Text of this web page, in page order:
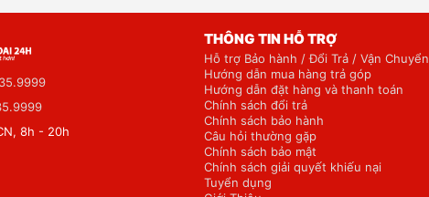
8h - 20h
THÔNG TIN HỖ TRỢ
Hỗ trợ Bảo hành / Đổi Trả / Vận Chuyển
Hướng dẫn mua hàng trả góp
Hướng dẫn đặt hàng và thanh toán
Chính sách đổi trả
Chính sách bảo hành
Câu hỏi thường gặp
Chính sách bảo mật
Chính sách giải quyết khiếu nại
Tuyển dụng